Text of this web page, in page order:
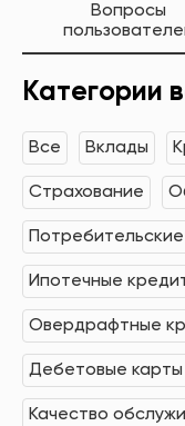
Вопросы
Категории
Все Вклады
Страхование
Ипотечные
Овердрафтные
Дебетовые карты
Качество